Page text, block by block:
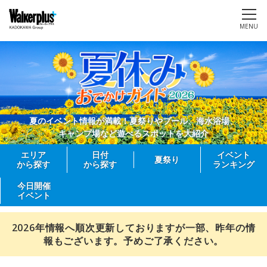
MENU
夏のイベント情報が満載！夏祭りやプール、海水浴場、
キャンプ場など遊べるスポットを大紹介
エリア
から探す
日付
から探す
夏祭り
イベント
ランキング
今日開催
イベント
2026年情報へ順次更新しておりますが一部、昨年の情
報もございます。予めご了承ください。